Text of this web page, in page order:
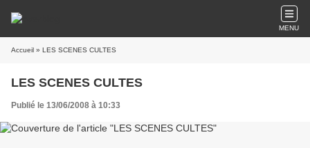
MENU
Accueil » LES SCENES CULTES
LES SCENES CULTES
Publié le 13/06/2008 à 10:33